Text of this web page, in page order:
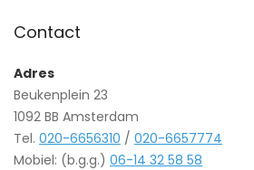
Contact
Adres
Beukenplein 23
1092 BB Amsterdam
Tel. 020-6656310 / 020-6657774
Mobiel: (b.g.g.) 06-14 32 58 58